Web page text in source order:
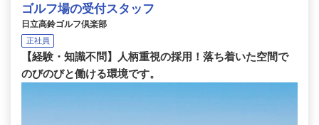
ゴルフ場の受付スタッフ
日立高鈴ゴルフ倶楽部
正社員
【経験・知識不問】人柄重視の採用！落ち着いた空間で
のびのびと働ける環境です。